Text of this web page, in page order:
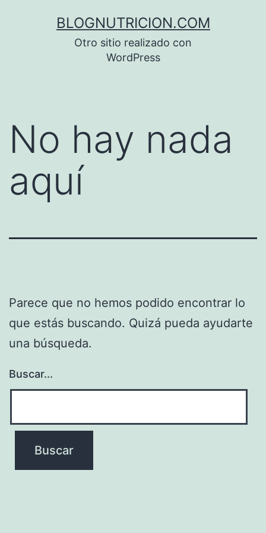
BLOGNUTRICION.COM
Otro sitio realizado con
WordPress
No hay nada
aquí
Parece que no hemos podido encontrar lo
que estás buscando. Quizá pueda ayudarte
una búsqueda.
Buscar...